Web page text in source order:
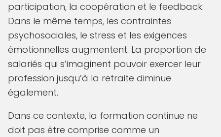
participation, la coopération et le feedback.
Dans le même temps, les contraintes
psychosociales, le stress et les exigences
émotionnelles augmentent. La proportion de
salariés qui s’imaginent pouvoir exercer leur
profession jusqu’à la retraite diminue
également.
Dans ce contexte, la formation continue ne
doit pas être comprise comme un